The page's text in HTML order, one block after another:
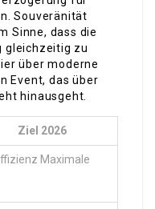
Souveränität
Sinne, dass die
gleichzeitig zu
über moderne
Event, das über
hinausgeht.
Ziel 2026
Maximale